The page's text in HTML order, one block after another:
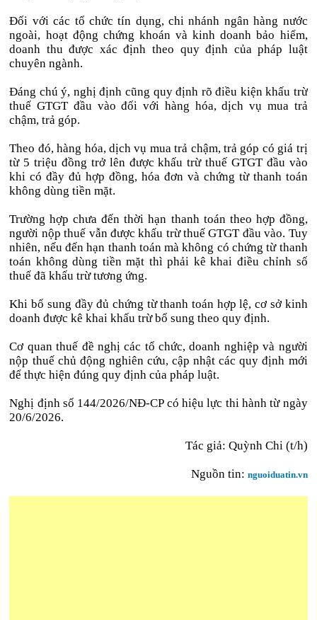
Đối với các tổ chức tín dụng, chi nhánh ngân hàng nước
ngoài, hoạt động chứng khoán và kinh doanh bảo hiểm,
doanh thu được xác định theo quy định của pháp luật
chuyên ngành.
Đáng chú ý, nghị định cũng quy định rõ điều kiện khấu trừ
thuế GTGT đầu vào đối với hàng hóa, dịch vụ mua trả
chậm, trả góp.
Theo đó, hàng hóa, dịch vụ mua trả chậm, trả góp có giá trị
từ 5 triệu đồng trở lên được khấu trừ thuế GTGT đầu vào
khi có đầy đủ hợp đồng, hóa đơn và chứng từ thanh toán
không dùng tiền mặt.
Trường hợp chưa đến thời hạn thanh toán theo hợp đồng,
người nộp thuế vẫn được khấu trừ thuế GTGT đầu vào. Tuy
nhiên, nếu đến hạn thanh toán mà không có chứng từ thanh
toán không dùng tiền mặt thì phải kê khai điều chỉnh số
thuế đã khấu trừ tương ứng.
Khi bổ sung đầy đủ chứng từ thanh toán hợp lệ, cơ sở kinh
doanh được kê khai khấu trừ bổ sung theo quy định.
Cơ quan thuế đề nghị các tổ chức, doanh nghiệp và người
nộp thuế chủ động nghiên cứu, cập nhật các quy định mới
để thực hiện đúng quy định của pháp luật.
Nghị định số 144/2026/NĐ-CP có hiệu lực thi hành từ ngày
20/6/2026.
Tác giả: Quỳnh Chi (t/h)
Nguồn tin: nguoiduatin.vn